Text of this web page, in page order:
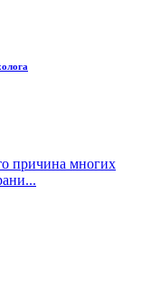
причина многих